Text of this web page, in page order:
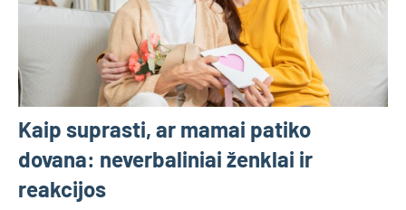
Kaip suprasti, ar mamai patiko
dovana: neverbaliniai ženklai ir
reakcijos